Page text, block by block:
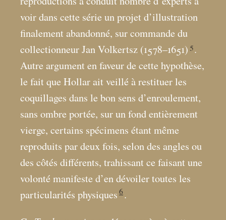
voir dans cette série un projet d’illustration
finalement abandonné, sur commande du
collectionneur Jan Volkertsz (1578–1651) 5.
Autre argument en faveur de cette hypothèse,
le fait que Hollar ait veillé à restituer les
coquillages dans le bon sens d’enroulement,
sans ombre portée, sur un fond entièrement
vierge, certains spécimens étant même
reproduits par deux fois, selon des angles ou
des côtés différents, trahissant ce faisant une
volonté manifeste d’en dévoiler toutes les
particularités physiques 6 .